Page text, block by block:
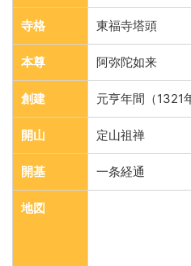
寺格 東福寺塔頭
本尊 阿弥陀如来
創建 元亨年間（1321
開山 定山祖禅
開基 一条経通
地図